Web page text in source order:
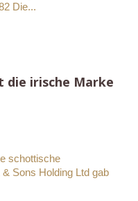
Die...
die irische Marke
schottische
Sons Holding Ltd gab